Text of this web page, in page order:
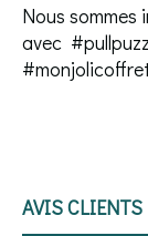
Nous
avec
AVIS CLIENTS